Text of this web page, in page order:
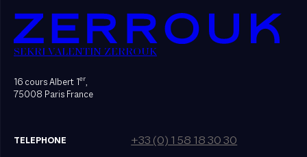
SEKRI VALENTIN ZERROUK
16 cours Albert 1er,
75008 Paris France
TELEPHONE +33 (0) 1 58 18 30 30